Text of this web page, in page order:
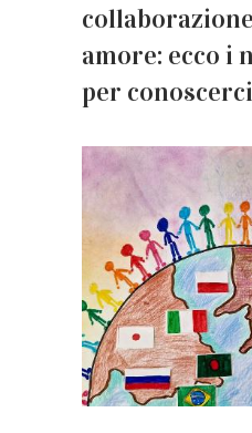
amore: ecco i
per conoscerci